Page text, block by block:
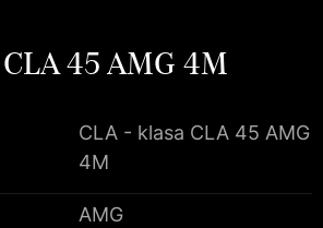
45 AMG 4M
CLA - klasa CLA 45 AMG
4M
AMG